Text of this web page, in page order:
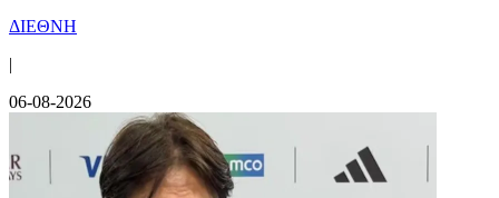
ΔΙΕΘΝΗ
|
06-08-2026